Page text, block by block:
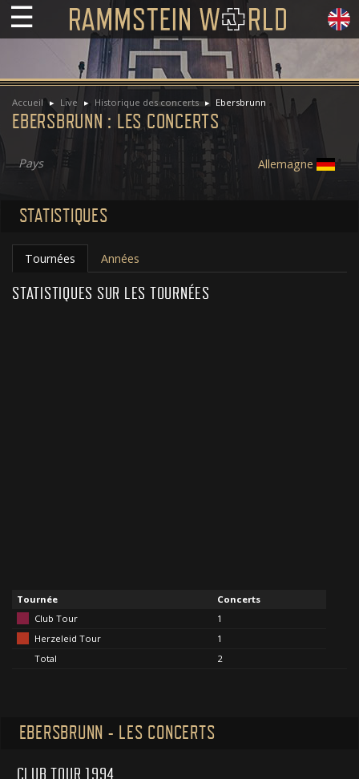
☰
Accueil Live Historique des concerts Ebersbrunn
EBERSBRUNN : LES CONCERTS
Pays Allemagne
STATISTIQUES
Tournées Années
STATISTIQUES SUR LES TOURNÉES
Tournée
Concerts
Club Tour
1
Herzeleid Tour
1
Total
2
EBERSBRUNN - LES CONCERTS
CLUB TOUR 1994